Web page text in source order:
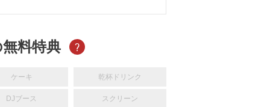
料特典 ?
ケーキ 乾杯ドリンク
DJブース スクリーン